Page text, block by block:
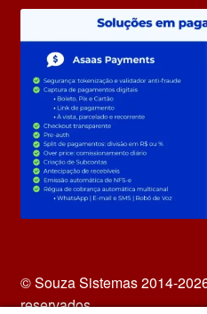
© Souza Sistemas 2014-
reservados.